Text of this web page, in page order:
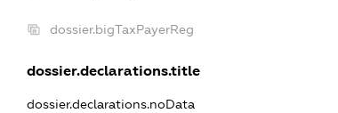
dossier.bigTaxPayerReg
dossier.declarations.title
dossier.declarations.noData